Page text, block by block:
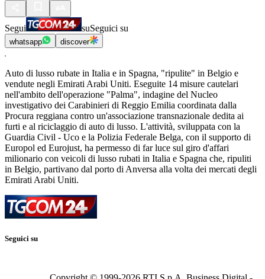
Segui suSeguici su
whatsapp discover
Auto di lusso rubate in Italia e in Spagna, "ripulite" in Belgio e
vendute negli Emirati Arabi Uniti. Eseguite 14 misure cautelari
nell'ambito dell'operazione "Palma", indagine del Nucleo
investigativo dei Carabinieri di Reggio Emilia coordinata dalla
Procura reggiana contro un'associazione transnazionale dedita ai
furti e al riciclaggio di auto di lusso. L'attività, sviluppata con la
Guardia Civil - Uco e la Polizia Federale Belga, con il supporto di
Europol ed Eurojust, ha permesso di far luce sul giro d'affari
milionario con veicoli di lusso rubati in Italia e Spagna che, ripuliti
in Belgio, partivano dal porto di Anversa alla volta dei mercati degli
Emirati Arabi Uniti.
Seguici su